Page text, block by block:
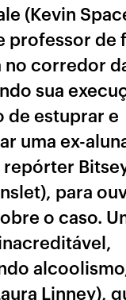
(Kevin
professor de
no corredor
sua
de estuprar e
uma ex-
repórter
para
o caso.
Linney),